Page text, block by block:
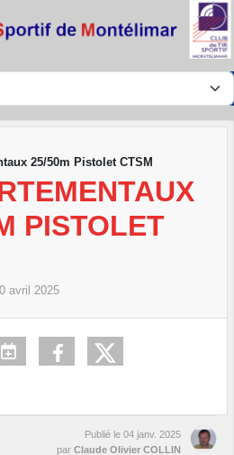
25/50m Pistolet CTSM
PISTOLET
avril 2025
Publié le 04 janv. 2025
par Claude Olivier COLLIN